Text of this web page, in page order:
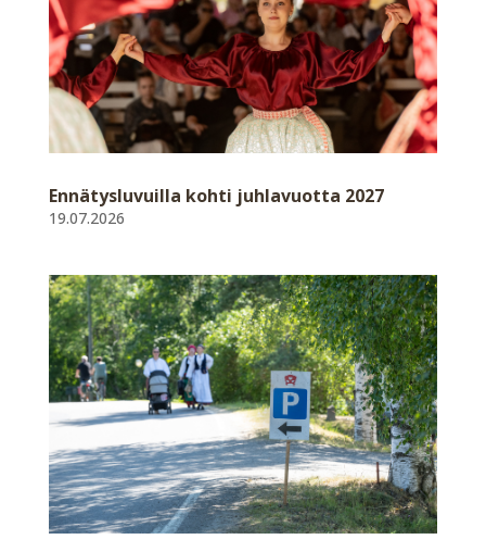
Ennätysluvuilla kohti juhlavuotta 2027
19.07.2026